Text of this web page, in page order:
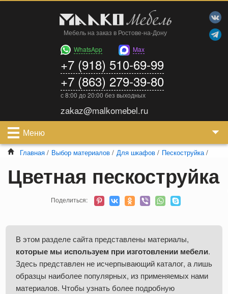
Мебель на заказ в Ростове-на-Дону
WhatsApp
Max
+7 (918) 510-69-99
+7 (863) 279-39-80
с 8:00 до 20:00 без выходных
zakaz@malkomebel.ru
Меню
Главная / Выбор материалов / Для шкафов / Пескоструйка/
Цветная пескоструйка
Поделиться:
В этом разделе сайта представлены материалы,
которые мы используем при изготовлении мебели.
Здесь представлен не исчерпывающий каталог, а лишь
образцы наиболее популярных, из применяемых нами
материалов. Чтобы узнать более подробную